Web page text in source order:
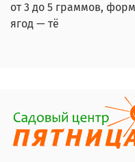
от 3 до 5 граммов,
ягод — тё